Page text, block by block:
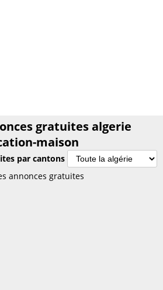
gratuites algerie
maison
par cantons
gratuites algerie location-
annonces gratuites